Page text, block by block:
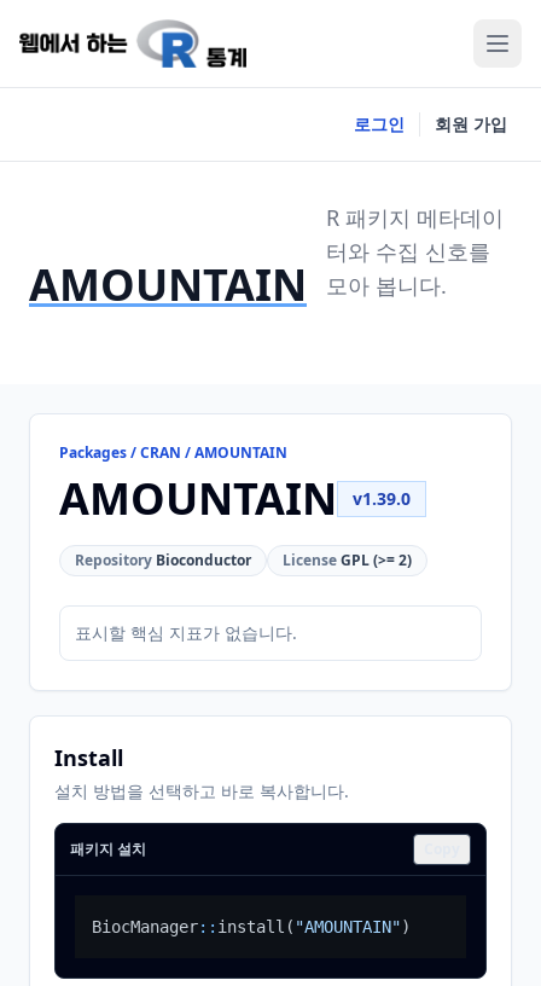
로그인 회원 가입
AMOUNTAIN
R 패키지 메타데이
터와 수집 신호를
모아 봅니다.
Packages / CRAN / AMOUNTAIN
AMOUNTAIN v1.39.0
Repository Bioconductor LicenseGPL (>= 2)
표시할 핵심 지표가 없습니다.
Install
설치 방법을 선택하고 바로 복사합니다.
패키지 설치
BiocManager:: install ( "AMOUNTAIN")